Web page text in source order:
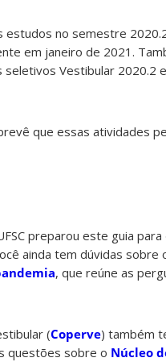
estudos no semestre
em janeiro de 2021.
Vestibular 2020.2
que essas atividades
preparou este guia
ainda tem dúvidas sobre
, que reúne as
(Coperve) também
questões sobre o Núcleo